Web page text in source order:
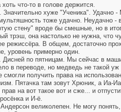
что-то в голове держится.
хуже "Ученика". Удачно -
тоже удачно. Неудачно -
стену" вроде бы смешные, но в
трэш, она настолько не нужна, что
режиссёра. В общем, достаточно
уровень примерно один.
Дисней по пятницам. Мы сейчас в
в переводе, но медведь не такой уж
получить права на
Пятачка там зовут Хрюник, а Иа-
прав на вот такое вот и сже... и
и И-ё.
великолепен. Не могу